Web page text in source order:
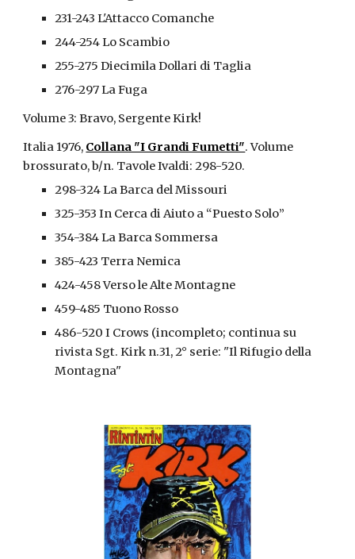
231-243 L'Attacco Comanche
244-254 Lo Scambio
255-275 Diecimila Dollari di Taglia
276-297 La Fuga
Volume 3: Bravo, Sergente Kirk!
Italia 1976, Collana "I Grandi Fumetti". Volume
brossurato, b/n. Tavole Ivaldi: 298-520.
298-324 La Barca del Missouri
325-353 In Cerca di Aiuto a “Puesto Solo”
354-384 La Barca Sommersa
385-423 Terra Nemica
424-458 Verso le Alte Montagne
459-485 Tuono Rosso
486-520 I Crows (incompleto; continua su
rivista Sgt. Kirk n.31, 2° serie: "Il Rifugio della
Montagna"